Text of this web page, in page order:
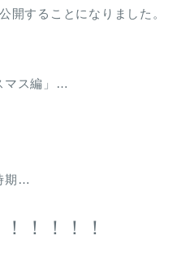
開することになりました。
マス編」…
期…
！！！！